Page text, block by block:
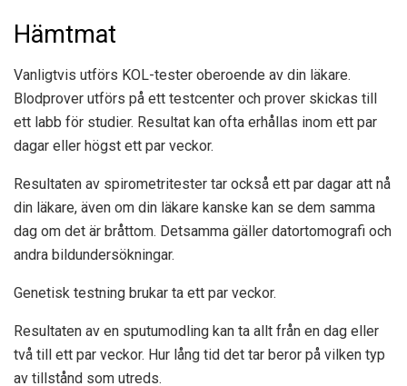
Hämtmat
Vanligtvis utförs KOL-tester oberoende av din läkare.
Blodprover utförs på ett testcenter och prover skickas till
ett labb för studier. Resultat kan ofta erhållas inom ett par
dagar eller högst ett par veckor.
Resultaten av spirometritester tar också ett par dagar att nå
din läkare, även om din läkare kanske kan se dem samma
dag om det är bråttom. Detsamma gäller datortomografi och
andra bildundersökningar.
Genetisk testning brukar ta ett par veckor.
Resultaten av en sputumodling kan ta allt från en dag eller
två till ett par veckor. Hur lång tid det tar beror på vilken typ
av tillstånd som utreds.